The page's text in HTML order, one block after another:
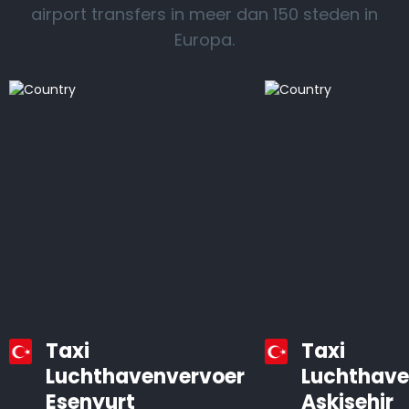
airport transfers in meer dan 150 steden in
Europa.
Taxi
Luchthavenvervoer
Esenyurt
Taxi
Askisehir